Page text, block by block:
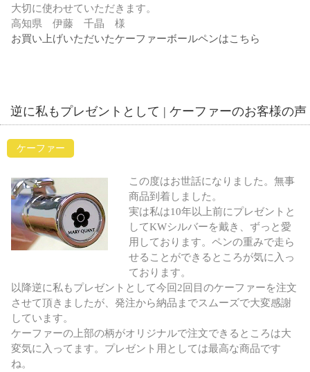
大切に使わせていただきます。
高知県 伊藤 千晶 様
お買い上げいただいたケーファーボールペンはこちら
逆に私もプレゼントとして | ケーファーのお客様の声
ケーファー
この度はお世話になりました。無事
商品到着しました。
実は私は10年以上前にプレゼントと
してKWシルバーを戴き、ずっと愛
用しております。ペンの重みで走ら
せることができるところが気に入っ
ております。
以降逆に私もプレゼントとして今回2回目のケーファーを注文
させて頂きましたが、発注から納品までスムーズで大変感謝
しています。
ケーファーの上部の柄がオリジナルで注文できるところは大
変気に入ってます。プレゼント用としては最高な商品です
ね。